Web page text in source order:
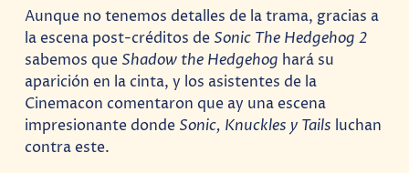
Aunque no tenemos detalles de la trama, gracias a
la escena post-créditos de Sonic The Hedgehog 2
sabemos que Shadow the Hedgehog hará su
aparición en la cinta, y los asistentes de la
Cinemacon comentaron que ay una escena
impresionante donde Sonic, Knuckles y Tails luchan
contra este.